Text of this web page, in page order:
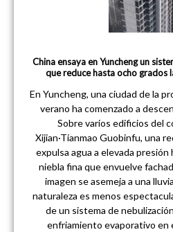
China ensaya en Yuncheng un
que reduce hasta ocho
En Yuncheng, una ciudad de la
verano ha comenzado a
Sobre varios edificios del
Xijian·Tianmao Guobinfu, una
expulsa agua a elevada
niebla fina que envuelve
imagen se asemeja a una
naturaleza es menos
de un sistema de
enfriamiento evaporativo en